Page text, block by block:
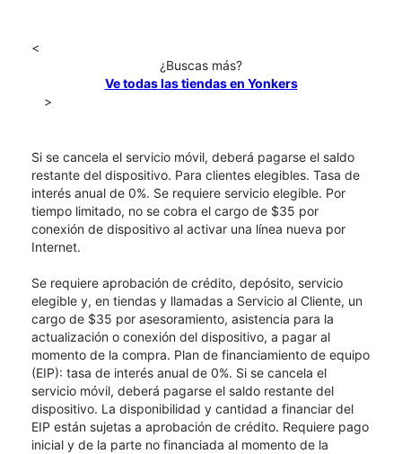
<
¿Buscas más?
Ve todas las tiendas en Yonkers
>
Si se cancela el servicio móvil, deberá pagarse el saldo
restante del dispositivo. Para clientes elegibles. Tasa de
interés anual de 0%. Se requiere servicio elegible. Por
tiempo limitado, no se cobra el cargo de $35 por
conexión de dispositivo al activar una línea nueva por
Internet.
Se requiere aprobación de crédito, depósito, servicio
elegible y, en tiendas y llamadas a Servicio al Cliente, un
cargo de $35 por asesoramiento, asistencia para la
actualización o conexión del dispositivo, a pagar al
momento de la compra. Plan de financiamiento de equipo
(EIP): tasa de interés anual de 0%. Si se cancela el
servicio móvil, deberá pagarse el saldo restante del
dispositivo. La disponibilidad y cantidad a financiar del
EIP están sujetas a aprobación de crédito. Requiere pago
inicial y de la parte no financiada al momento de la